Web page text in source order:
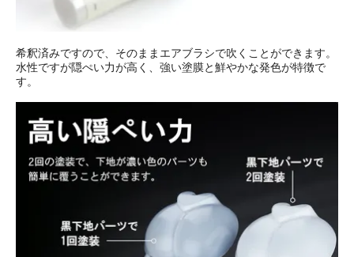
希釈済みですので、そのままエアブラシで吹くことができます。
水性ですが隠ぺい力が高く、強い塗膜と鮮やかな発色が特徴で
す。